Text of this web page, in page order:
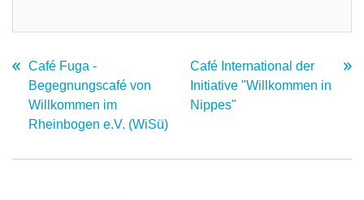
Café Fuga -
Begegnungscafé von
Willkommen im
Rheinbogen e.V. (WiSü)
Café International der
Initiative "Willkommen in
Nippes"